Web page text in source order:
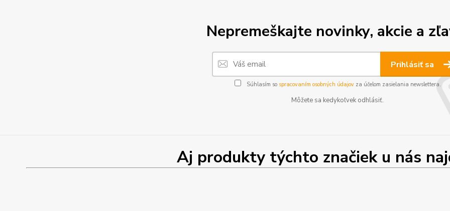
Nepremeškajte novinky, akcie a
Prihlásiť sa
Súhlasím so spracovaním osobných údajovza účelom zasielania newslettera.
Môžete sa kedykoľvek odhlásiť.
Aj produkty týchto značiek u nás